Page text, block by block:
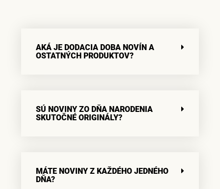
AKÁ JE DODACIA DOBA NOVÍN A
OSTATNÝCH PRODUKTOV?
SÚ NOVINY ZO DŇA NARODENIA
SKUTOČNÉ ORIGINÁLY?
MÁTE NOVINY Z KAŽDÉHO JEDNÉHO
DŇA?